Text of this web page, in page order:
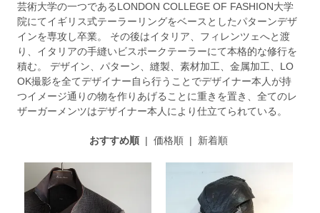
芸術大学の一つであるLONDON COLLEGE OF FASHION大学
院にてイギリス式テーラーリングをベースとしたパターンデザ
インを専攻し卒業。 その後はイタリア、フィレンツェへと渡
り、イタリアの手縫いビスポークテーラーにて本格的な修行を
積む。 デザイン、パターン、縫製、素材加工、金属加工、LO
OK撮影を全てデザイナー自ら行うことでデザイナー本人が持
つイメージ通りの物を作りあげることに重きを置き、全てのレ
ザーガーメンツはデザイナー本人により仕立てられている。
おすすめ順| 価格順| 新着順